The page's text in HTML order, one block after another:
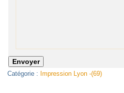
Catégorie : Impression Lyon -(69)